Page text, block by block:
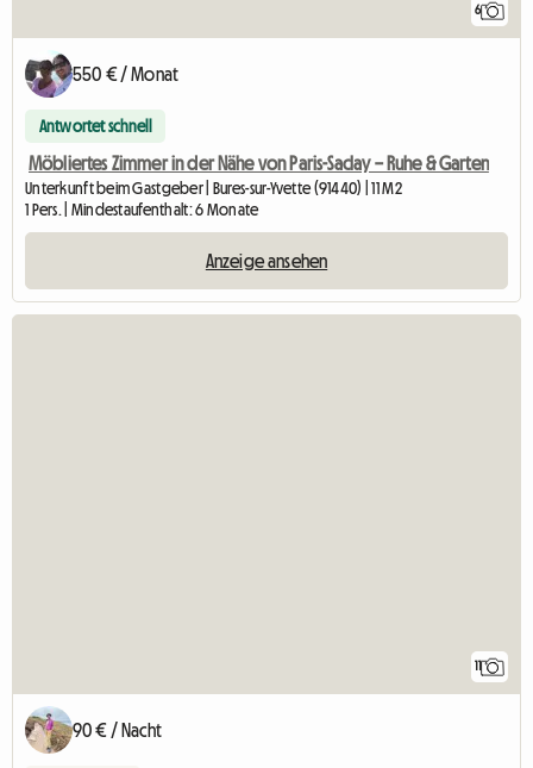
6
550 € / Monat
Antwortet schnell
Möbliertes Zimmer in der Nähe von Paris-Saclay – Ruhe & Garten
Unterkunft beim Gastgeber | Bures-sur-Yvette (91440) | 11 M2
1 Pers. | Mindestaufenthalt: 6 Monate
Anzeige ansehen
90 € / Nacht